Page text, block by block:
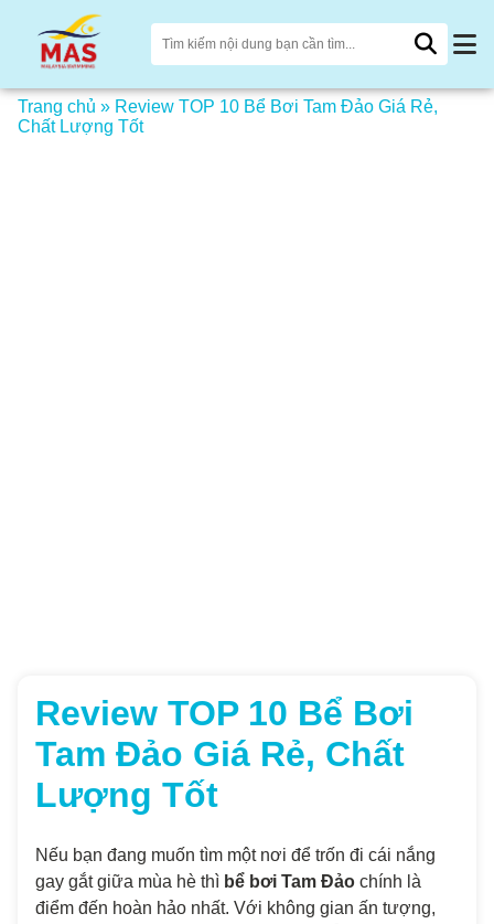
Trang chủ » Review TOP 10 Bể Bơi Tam Đảo Giá Rẻ,
Chất Lượng Tốt
Review TOP 10 Bể Bơi
Tam Đảo Giá Rẻ, Chất
Lượng Tốt
Nếu bạn đang muốn tìm một nơi để trốn đi cái nắng
gay gắt giữa mùa hè thì bể bơi Tam Đảo chính là
điểm đến hoàn hảo nhất. Với không gian ấn tượng,